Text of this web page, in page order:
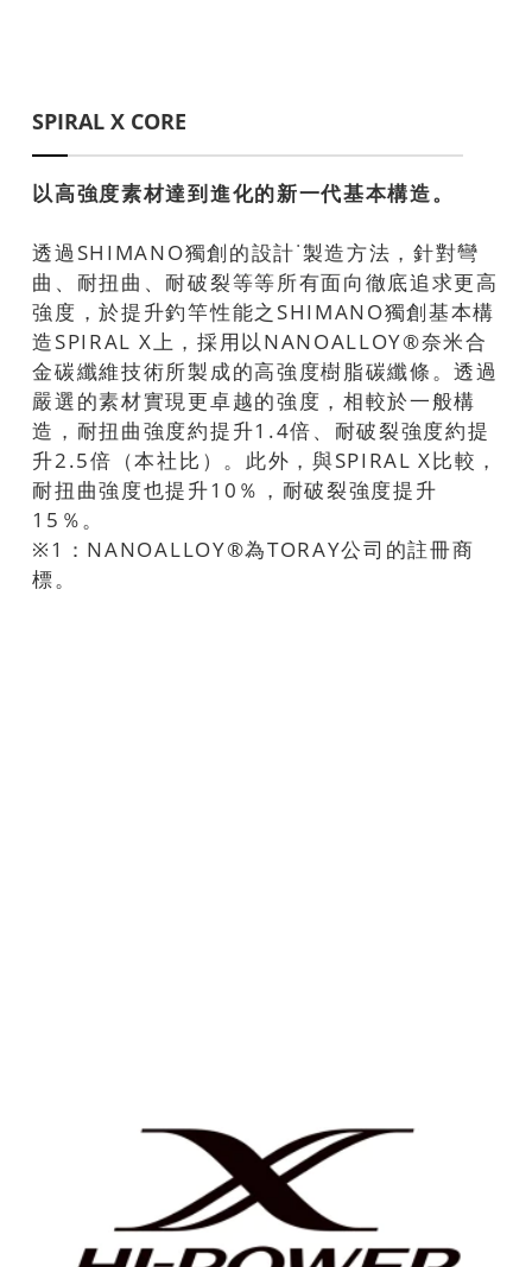
SPIRAL X CORE
以高強度素材達到進化的新一代基本構造。
透過SHIMANO獨創的設計˙製造方法，針對彎
曲、耐扭曲、耐破裂等等所有面向徹底追求更高
強度，於提升釣竿性能之SHIMANO獨創基本構
造SPIRAL X上，採用以NANOALLOY®奈米合
金碳纖維技術所製成的高強度樹脂碳纖條。透過
嚴選的素材實現更卓越的強度，相較於一般構
造，耐扭曲強度約提升1.4倍、耐破裂強度約提
升2.5倍（本社比）。此外，與SPIRAL X比較，
耐扭曲強度也提升10％，耐破裂強度提升
15％。
※1：NANOALLOY®為TORAY公司的註冊商
標。